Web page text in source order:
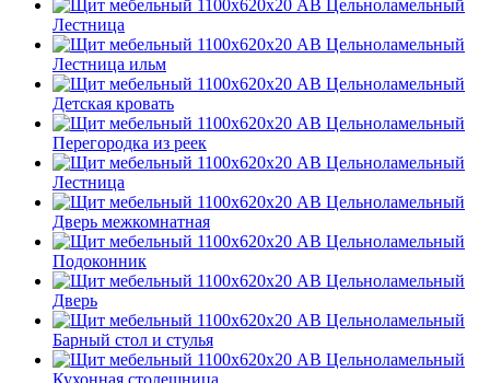
Лестница
Лестница ильм
Детская кровать
Перегородка из реек
Лестница
Дверь межкомнатная
Подоконник
Дверь
Барный стол и стулья